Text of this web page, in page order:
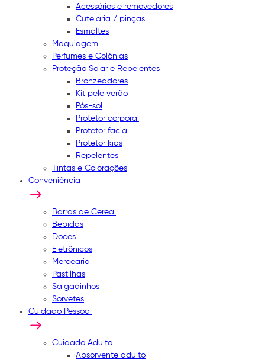
Acessórios e removedores
Cutelaria / pinças
Esmaltes
Maquiagem
Perfumes e Colônias
Proteção Solar e Repelentes
Bronzeadores
Kit pele verão
Pós-sol
Protetor corporal
Protetor facial
Protetor kids
Repelentes
Tintas e Colorações
Conveniência
Barras de Cereal
Bebidas
Doces
Eletrônicos
Mercearia
Pastilhas
Salgadinhos
Sorvetes
Cuidado Pessoal
Cuidado Adulto
Absorvente adulto